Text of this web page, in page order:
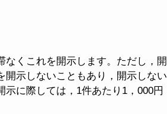
くこれを開示します。ただし，開
示しないこともあり，開示しない
に際しては，1件あたり1，000円